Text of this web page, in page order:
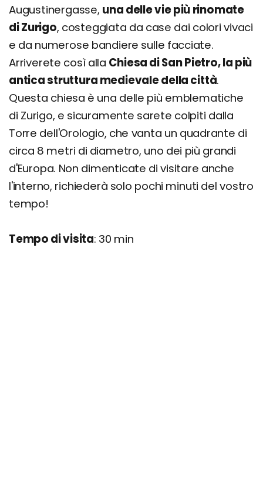
Augustinergasse, una delle vie più rinomate
di Zurigo, costeggiata da case dai colori vivaci
e da numerose bandiere sulle facciate.
Arriverete così alla Chiesa di San Pietro, la più
antica struttura medievale della città.
Questa chiesa è una delle più emblematiche
di Zurigo, e sicuramente sarete colpiti dalla
Torre dell'Orologio, che vanta un quadrante di
circa 8 metri di diametro, uno dei più grandi
d'Europa. Non dimenticate di visitare anche
l'interno, richiederà solo pochi minuti del vostro
tempo!
Tempo di visita: 30 min